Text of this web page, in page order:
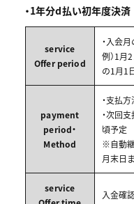
・1年分d払い初年度決済
service
Offer period
・入会
例）1月
の1月1
payment
period・
Method
・支払
・次回
頃予定
※自動
月末日
service
入金確